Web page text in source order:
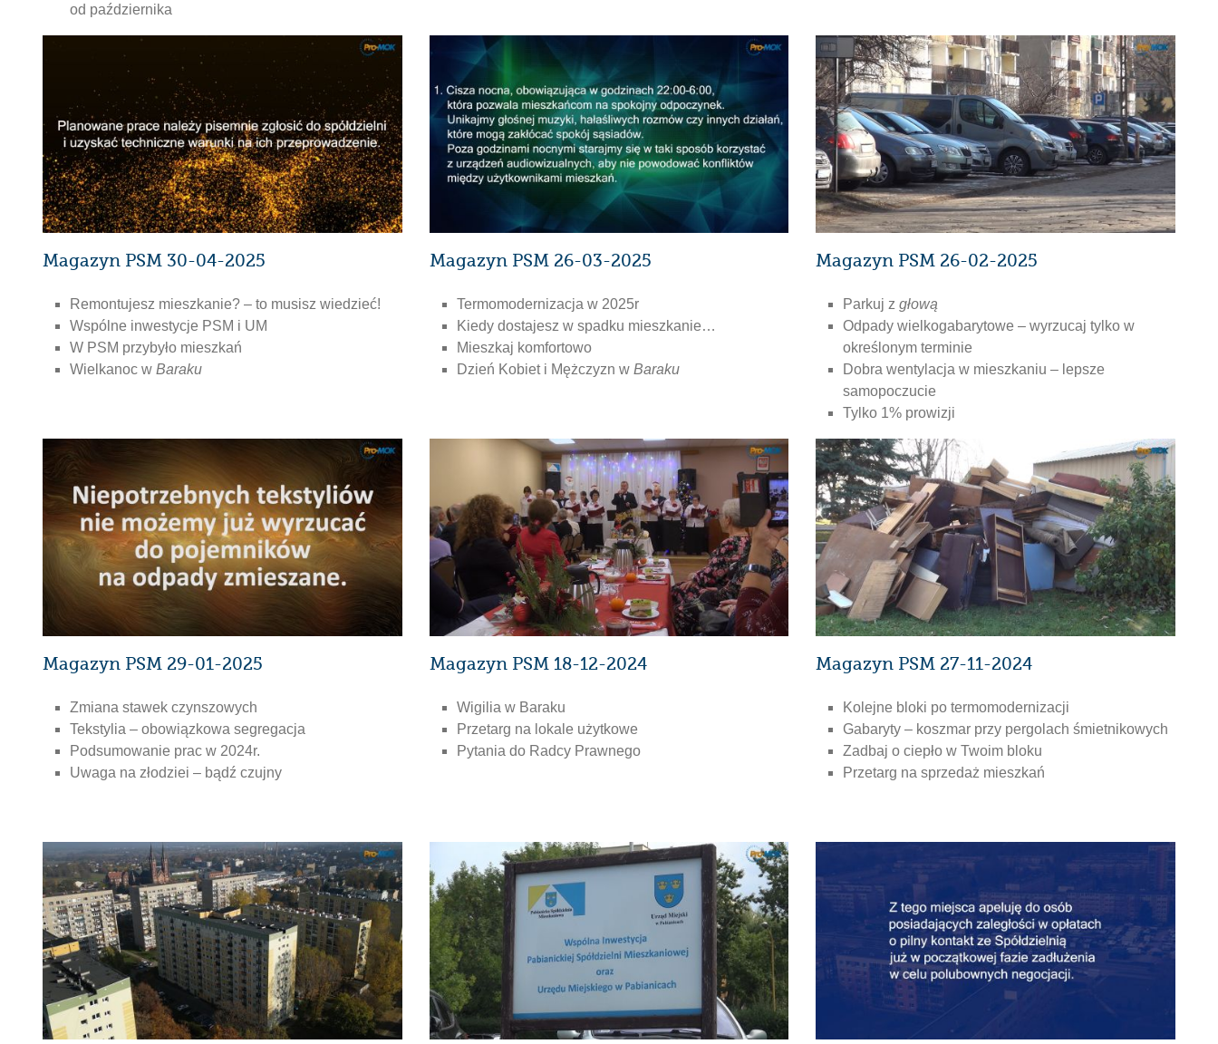
od października
Magazyn PSM 30-04-2025
Remontujesz mieszkanie? – to musisz wiedzieć!
Wspólne inwestycje PSM i UM
W PSM przybyło mieszkań
Wielkanoc w Baraku
Magazyn PSM 26-03-2025
Termomodernizacja w 2025r
Kiedy dostajesz w spadku mieszkanie…
Mieszkaj komfortowo
Dzień Kobiet i Mężczyzn w Baraku
Magazyn PSM 26-02-2025
Parkuj zgłową
Odpady wielkogabarytowe – wyrzucaj tylko w
określonym terminie
Dobra wentylacja w mieszkaniu – lepsze
samopoczucie
Tylko 1% prowizji
Magazyn PSM 29-01-2025
Zmiana stawek czynszowych
Tekstylia – obowiązkowa segregacja
Podsumowanie prac w 2024r.
Uwaga na złodziei – bądź czujny
Magazyn PSM 18-12-2024
Wigilia w Baraku
Przetarg na lokale użytkowe
Pytania do Radcy Prawnego
Magazyn PSM 27-11-2024
Kolejne bloki po termomodernizacji
Gabaryty – koszmar przy pergolach śmietnikowych
Zadbaj o ciepło w Twoim bloku
Przetarg na sprzedaż mieszkań